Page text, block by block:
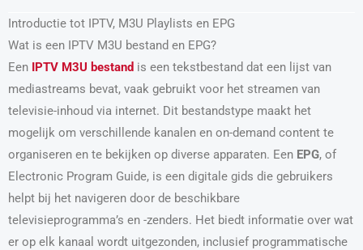
Introductie tot IPTV, M3U Playlists en EPG
Wat is een IPTV M3U bestand en EPG?
Een IPTV M3U bestand is een tekstbestand dat een lijst van
mediastreams bevat, vaak gebruikt voor het streamen van
televisie-inhoud via internet. Dit bestandstype maakt het
mogelijk om verschillende kanalen en on-demand content te
organiseren en te bekijken op diverse apparaten. Een EPG, of
Electronic Program Guide, is een digitale gids die gebruikers
helpt bij het navigeren door de beschikbare
televisieprogramma’s en -zenders. Het biedt informatie over wat
er op elk kanaal wordt uitgezonden, inclusief programmatische